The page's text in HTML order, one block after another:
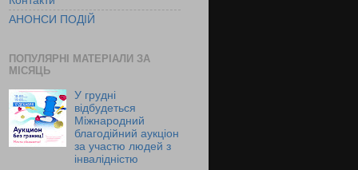
АНОНСИ ПОДІЙ
ПОПУЛЯРНІ МАТЕРІАЛИ ЗА
МІСЯЦЬ
У грудні
відбудеться
Міжнародний
благодійний аукціон
за участю людей з
інвалідністю